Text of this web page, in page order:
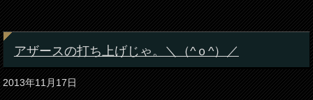
アザースの打ち上げじゃ。＼（^ｏ^）／
2013年11月17日